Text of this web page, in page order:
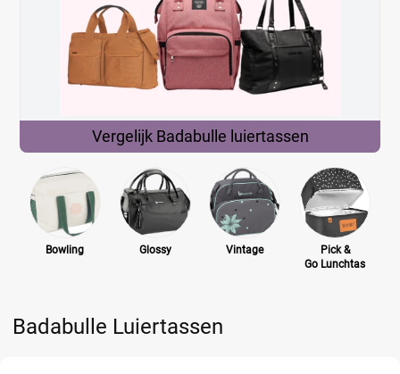
Vergelijk Badabulle luiertassen
Bowling Glossy Vintage
Pick &
Go Lunchtas
Badabulle Luiertassen